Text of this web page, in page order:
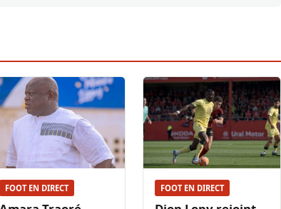
FOOT EN DIRECT FOOT EN DIRECT